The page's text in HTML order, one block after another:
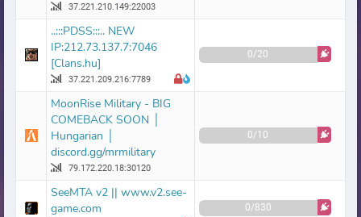
37.221.210.149:22003
..:::PDSS:::.. NEW
IP:212.73.137.7:7046
[Clans.hu]
37.221.209.216:7789
0/20
MoonRise Military - BIG
COMEBACK SOON │
Hungarian │
discord.gg/mrmilitary
79.172.220.18:30120
0/10
SeeMTA v2 || www.v2.see-
game.com
0/830